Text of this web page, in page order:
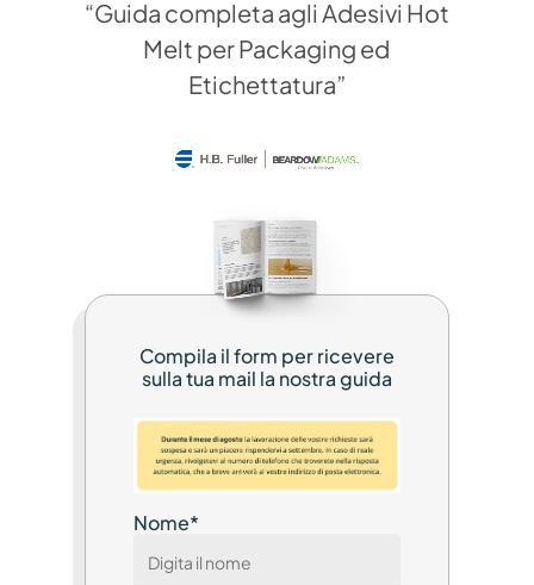
“Guida completa agli Adesivi Hot
Melt per Packaging ed
Etichettatura”
Compila il form per ricevere
sulla tua mail la nostra guida
Nome*